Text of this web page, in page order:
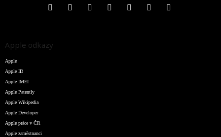
Apple odkazy
Apple
Apple ID
Apple IMEI
Apple Patently
Apple Wikipedia
Apple Developer
Apple práce v ČR
Apple zaměstnanci